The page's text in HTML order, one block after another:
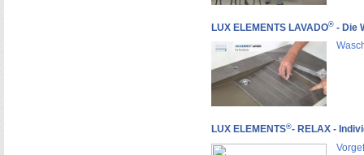
LUX ELEMENTS LAVADO®- Die
LUX ELEMENTS®- RELAX -